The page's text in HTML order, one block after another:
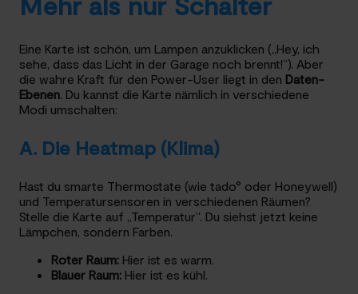
Eine Karte ist schön, um Lampen anzuklicken („Hey, ich
sehe, dass das Licht in der Garage noch brennt!“). Aber
die wahre Kraft für den Power-User liegt in den Daten-
Ebenen. Du kannst die Karte nämlich in verschiedene
Modi umschalten:
A. Die Heatmap (Klima)
Hast du smarte Thermostate (wie tado° oder Honeywell)
und Temperatursensoren in verschiedenen Räumen?
Stelle die Karte auf „Temperatur“. Du siehst jetzt keine
Lämpchen, sondern Farben.
Roter Raum: Hier ist es warm.
Blauer Raum: Hier ist es kühl.